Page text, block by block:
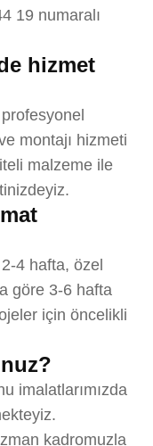
19 numaralı
hizmet
montajı hizmeti
malzeme ile
4 hafta, özel
göre 3-6 hafta
için öncelikli
imalatlarımızda
kadromuzla